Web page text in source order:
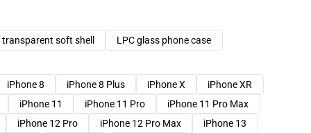
transparent soft shell LPC glass phone case
iPhone 8 iPhone 8 Plus iPhone X
iPhone XR
iPhone 11
iPhone 11 Pro
iPhone 11 Pro Max
iPhone 12 Pro
iPhone 12 Pro Max
iPhone 13